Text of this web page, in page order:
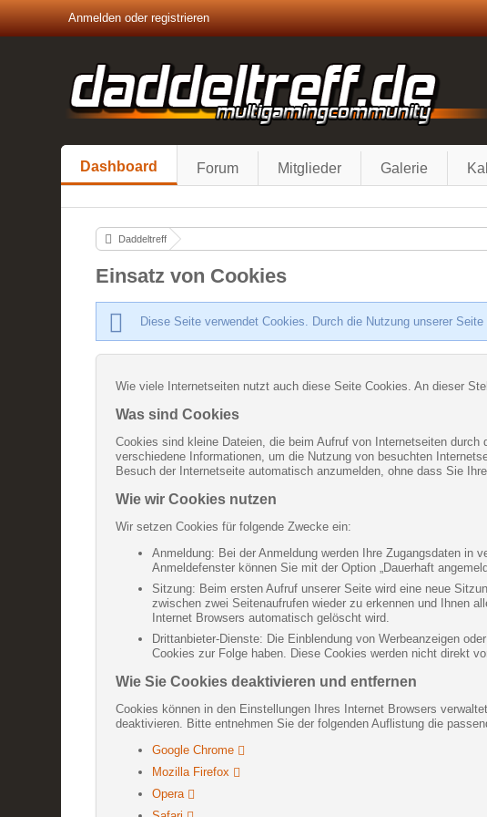
Anmelden oder registrieren
Dashboard Forum Mitglieder Galerie
Daddeltreff
Einsatz von Cookies
Diese Seite verwendet Cookies. Durch die Nutzung unserer
Wie viele Internetseiten nutzt auch diese Seite Cookies. An dieser
Was sind Cookies
Cookies sind kleine Dateien, die beim Aufruf von Internetseiten
verschiedene Informationen, um die Nutzung von besuchten
Besuch der Internetseite automatisch anzumelden, ohne dass Sie
Wie wir Cookies nutzen
Wir setzen Cookies für folgende Zwecke ein:
Anmeldung: Bei der Anmeldung werden Ihre Zugangsdaten
Anmeldefenster können Sie mit der Option „Dauerhaft
Sitzung: Beim ersten Aufruf unserer Seite wird eine neue
zwischen zwei Seitenaufrufen wieder zu erkennen und Ihnen
Internet Browsers automatisch gelöscht wird.
Drittanbieter-Dienste: Die Einblendung von Werbeanzeigen
Cookies zur Folge haben. Diese Cookies werden nicht direkt
Wie Sie Cookies deaktivieren und entfernen
Cookies können in den Einstellungen Ihres Internet Browsers
deaktivieren. Bitte entnehmen Sie der folgenden Auflistung die
Google Chrome
Mozilla Firefox
Opera